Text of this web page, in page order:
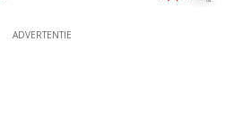
ADVERTENTIE